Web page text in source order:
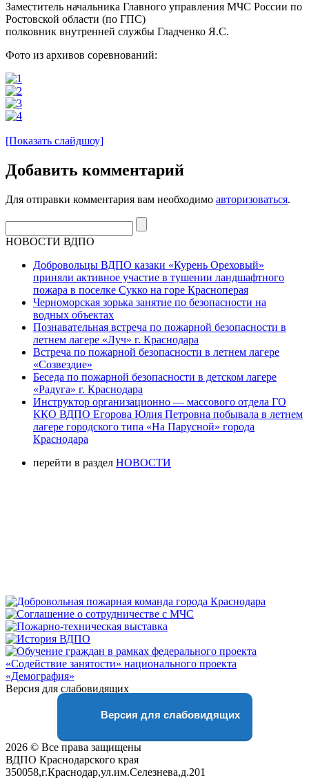
Заместитель начальника Главного управления МЧС России по
Ростовской области (по ГПС)
полковник внутренней службы Гладченко Я.С.
Фото из архивов соревнований:
[Показать слайдшоу]
Добавить комментарий
Для отправки комментария вам необходимо авторизоваться.
НОВОСТИ ВДПО
Добровольцы ВДПО казаки «Курень Ореховый»
приняли активное участие в тушении ландшафтного
пожара в поселке Сукко на горе Красноперая
Черноморская зорька занятие по безопасности на
водных объектах
Познавательная встреча по пожарной безопасности в
летнем лагере «Луч» г. Краснодара
Встреча по пожарной безопасности в летнем лагере
«Созвездие»
Беседа по пожарной безопасности в детском лагере
«Радуга» г. Краснодара
Инструктор организационно — массового отдела ГО
ККО ВДПО Егорова Юлия Петровна побывала в летнем
лагере городского типа «На Парусной» города
Краснодара
перейти в раздел НОВОСТИ
Версия для слабовидящих
Версия для слабовидящих
2026 © Все права защищены
ВДПО Краснодарского края
350058,г.Краснодар,ул.им.Селезнева,д.201